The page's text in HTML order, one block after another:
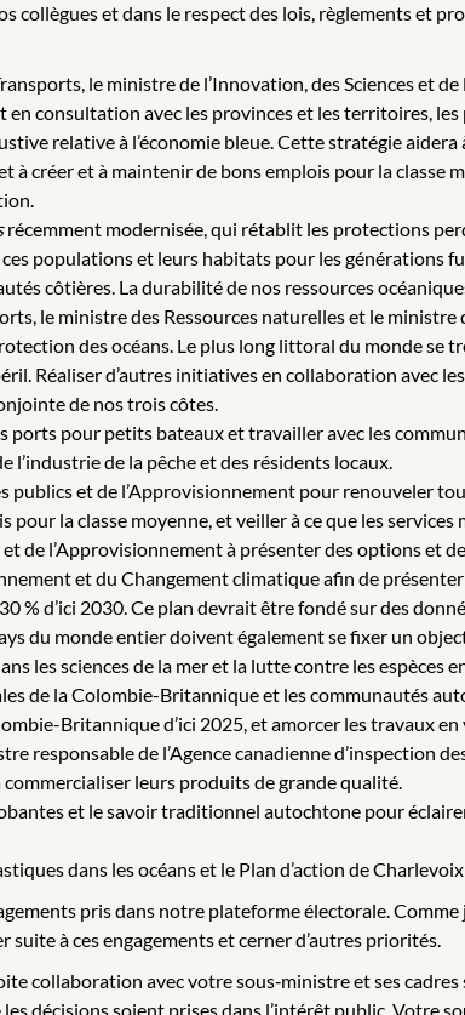
collègues et dans le respect des lois, règlements
le ministre de l’Innovation, des Sciences et
en consultation avec les provinces et les territoires,
relative à l’économie bleue. Cette stratégie
à créer et à maintenir de bons emplois pour la
récemment modernisée, qui rétablit les protections
populations et leurs habitats pour les générations
côtières. La durabilité de nos ressources
le ministre des Ressources naturelles et le
des océans. Le plus long littoral du monde se
Réaliser d’autres initiatives en collaboration
de nos trois côtes.
ports pour petits bateaux et travailler avec les
de la pêche et des résidents locaux.
publics et de l’Approvisionnement pour renouveler
pour la classe moyenne, et veiller à ce que les
de l’Approvisionnement à présenter des options et
et du Changement climatique afin de
% d’ici 2030. Ce plan devrait être fondé sur des
du monde entier doivent également se fixer un
les sciences de la mer et la lutte contre les espèces
de la Colombie-Britannique et les communautés
Britannique d’ici 2025, et amorcer les travaux
responsable de l’Agence canadienne d’inspection
leurs produits de grande qualité.
et le savoir traditionnel autochtone pour
dans les océans et le Plan d’action de
pris dans notre plateforme électorale.
à ces engagements et cerner d’autres priorités.
collaboration avec votre sous‑ministre et ses
décisions soient prises dans l’intérêt public. Votre